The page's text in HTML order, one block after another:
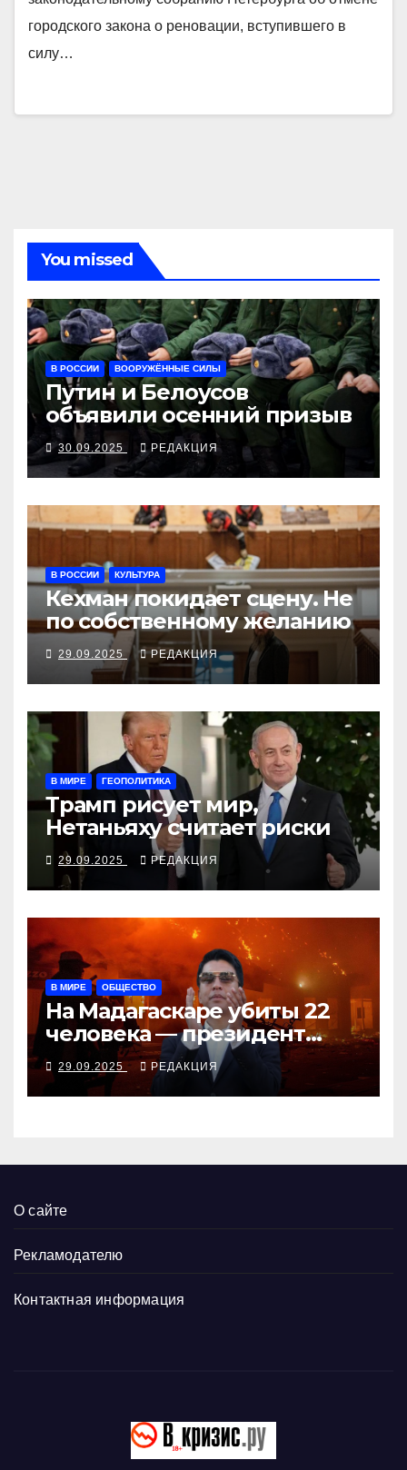
городского закона о реновации, вступившего в
силу…
You missed
В РОССИИ ВООРУЖЁННЫЕ СИЛЫ
Путин и Белоусов
объявили осенний призыв
30.09.2025 РЕДАКЦИЯ
В РОССИИ КУЛЬТУРА
Кехман покидает сцену. Не
по собственному желанию
29.09.2025 РЕДАКЦИЯ
В МИРЕ ГЕОПОЛИТИКА
Трамп рисует мир,
Нетаньяху считает риски
29.09.2025 РЕДАКЦИЯ
В МИРЕ ОБЩЕСТВО
На Мадагаскаре убиты 22
человека — президент
согласен поговорить с
молодёжью
29.09.2025 РЕДАКЦИЯ
О сайте
Рекламодателю
Контактная информация